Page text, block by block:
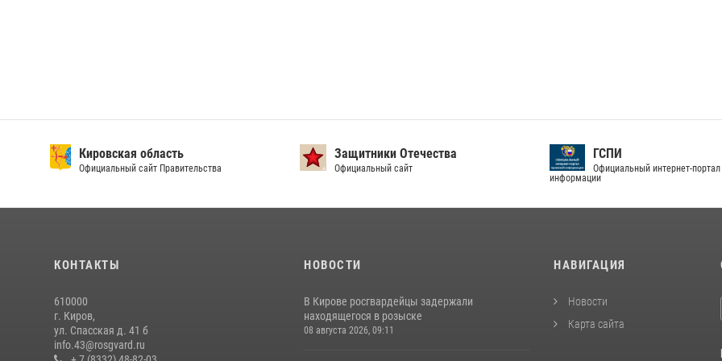
Кировская область
Официальный сайт Правительства
Защитники Отечества
Официальный сайт
ГСПИ
Официальный интернет-
информации
КОНТАКТЫ
610000
г. Киров,
ул. Спасская д. 41 б
info.43@rosgvard.ru
НОВОСТИ
В Кирове росгвардейцы задержали
находящегося в розыске
08 августа 2026, 09:11
НАВИГАЦИЯ
Новости
Карта сайта